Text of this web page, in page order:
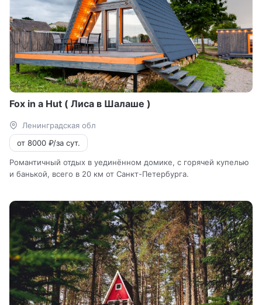
Fox in a Hut ( Лиса в Шалаше )
Ленинградская обл
от 8000 ₽/за сут.
Романтичный отдых в уединённом домике, с горячей купелью
и банькой, всего в 20 км от Санкт-Петербурга.